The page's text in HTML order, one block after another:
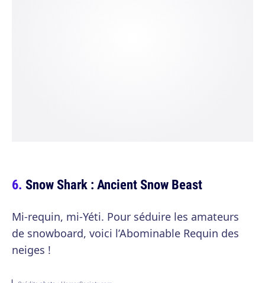
Snow Shark : Ancient Snow Beast
Mi-requin, mi-Yéti. Pour séduire les amateurs
de snowboard, voici l’Abominable Requin des
neiges !